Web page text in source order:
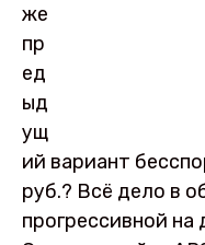
же
пр
ед
ыд
ущ
ий вариант
руб.? Всё дело в
прогрессивной